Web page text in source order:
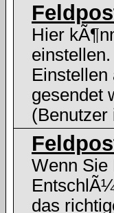
Hier
Einstellen
gesendet
(Benutzer
Wenn Sie
das